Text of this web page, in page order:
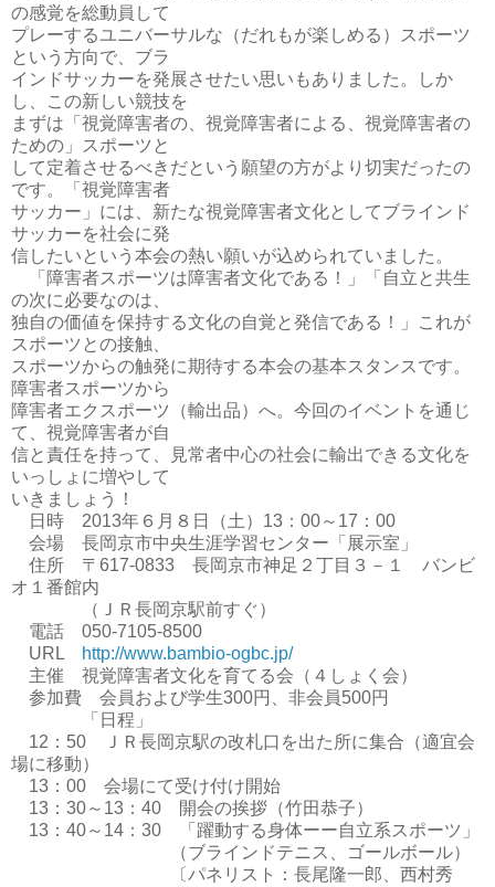
の感覚を総動員して
プレーするユニバーサルな（だれもが楽しめる）スポーツ
という方向で、ブラ
インドサッカーを発展させたい思いもありました。しか
し、この新しい競技を
まずは「視覚障害者の、視覚障害者による、視覚障害者の
ための」スポーツと
して定着させるべきだという願望の方がより切実だったの
です。「視覚障害者
サッカー」には、新たな視覚障害者文化としてブラインド
サッカーを社会に発
信したいという本会の熱い願いが込められていました。
「障害者スポーツは障害者文化である！」「自立と共生
の次に必要なのは、
独自の価値を保持する文化の自覚と発信である！」これが
スポーツとの接触、
スポーツからの触発に期待する本会の基本スタンスです。
障害者スポーツから
障害者エクスポーツ（輸出品）へ。今回のイベントを通じ
て、視覚障害者が自
信と責任を持って、見常者中心の社会に輸出できる文化を
いっしょに増やして
いきましょう！
日時 2013年６月８日（土）13：00～17：00
会場 長岡京市中央生涯学習センター「展示室」
住所 〒617-0833 長岡京市神足２丁目３－１ バンビ
オ１番館内
（ＪＲ長岡京駅前すぐ）
電話 050-7105-8500
URL
http://www.bambio-ogbc.jp/
主催 視覚障害者文化を育てる会（４しょく会）
参加費 会員および学生300円、非会員500円
「日程」
12：50 ＪＲ長岡京駅の改札口を出た所に集合（適宜会
場に移動）
13：00 会場にて受け付け開始
13：30～13：40 開会の挨拶（竹田恭子）
13：40～14：30 「躍動する身体ーー自立系スポーツ」
（ブラインドテニス、ゴールボール）
〔パネリスト：長尾隆一郎、西村秀